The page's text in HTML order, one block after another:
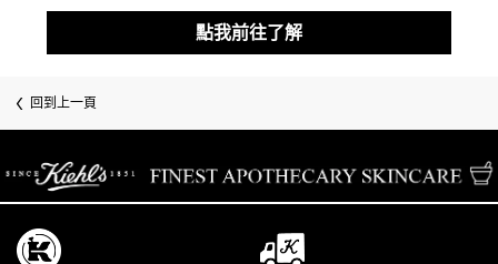
點我前往了解
回到上一頁